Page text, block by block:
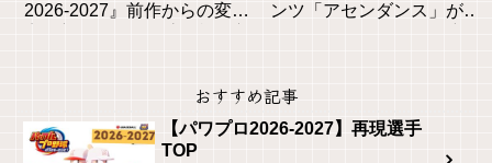
2026-2027』前作からの変更
ンツ「アセンダンス」が
おすすめ記事
【パワプロ2026-2027】再現選手
TOP